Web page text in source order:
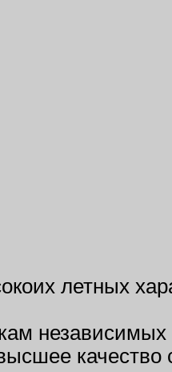
летных
независимых
качество